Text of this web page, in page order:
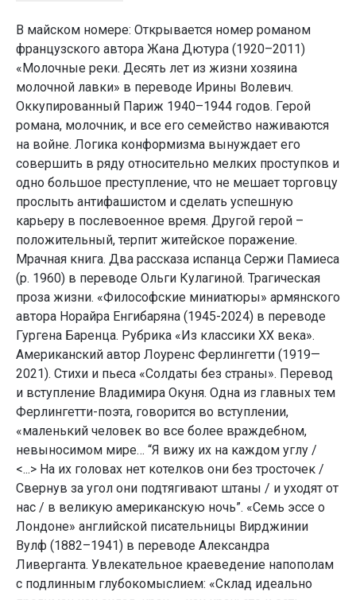
В майском номере: Открывается номер романом
французского автора Жана Дютура (1920–2011)
«Молочные реки. Десять лет из жизни хозяина
молочной лавки» в переводе Ирины Волевич.
Оккупированный Париж 1940–1944 годов. Герой
романа, молочник, и все его семейство наживаются
на войне. Логика конформизма вынуждает его
совершить в ряду относительно мелких проступков и
одно большое преступление, что не мешает торговцу
прослыть антифашистом и сделать успешную
карьеру в послевоенное время. Другой герой –
положительный, терпит житейское поражение.
Мрачная книга. Два рассказа испанца Сержи Памиеса
(р. 1960) в переводе Ольги Кулагиной. Трагическая
проза жизни. «Философские миниатюры» армянского
автора Норайра Енгибаряна (1945-2024) в переводе
Гургена Баренца. Рубрика «Из классики ХХ века».
Американский автор Лоуренс Ферлингетти (1919—
2021). Стихи и пьеса «Солдаты без страны». Перевод
и вступление Владимира Окуня. Одна из главных тем
Ферлингетти-поэта, говорится во вступлении,
«маленький человек во все более враждебном,
невыносимом мире… “Я вижу их на каждом углу /
<...> На их головах нет котелков они без тросточек /
Свернув за угол они подтягивают штаны / и уходят от
нас / в великую американскую ночь”. «Семь эссе о
Лондоне» английской писательницы Вирджинии
Вулф (1882–1941) в переводе Александра
Ливерганта. Увлекательное краеведение напополам
с подлинным глубокомыслием: «Склад идеально